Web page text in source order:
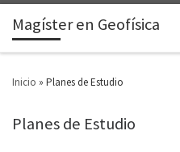
Magíster en Geofísica
Inicio » Planes de Estudio
Planes de Estudio